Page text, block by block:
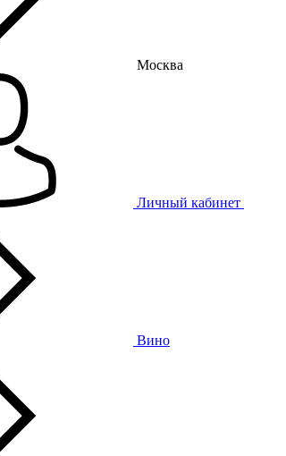
Москва
Личный кабинет
Вино